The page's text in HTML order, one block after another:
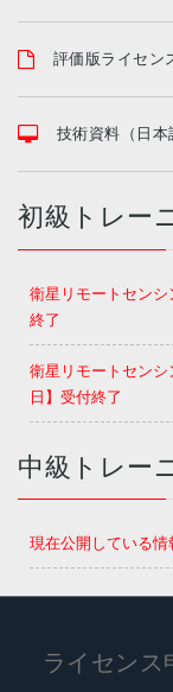
評価版ライセン
技術資料（日本
初級トレー
衛星リモートセン
終了
衛星リモートセン
日】受付終了
中級トレー
現在公開している
ライセンス